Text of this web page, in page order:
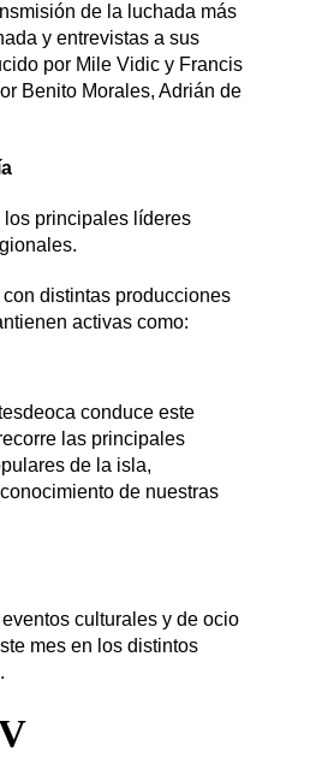
de la luchada más
y entrevistas a sus
por Mile Vidic y Francis
Benito Morales, Adrián de
los principales líderes
distintas producciones
activas como:
conduce este
las principales
de la isla,
de nuestras
culturales y de ocio
mes en los distintos